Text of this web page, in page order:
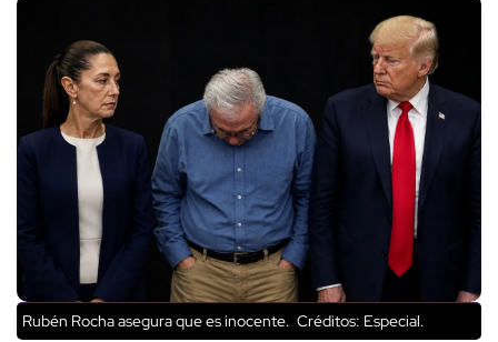
Rubén Rocha asegura que es inocente. Créditos: Especial.